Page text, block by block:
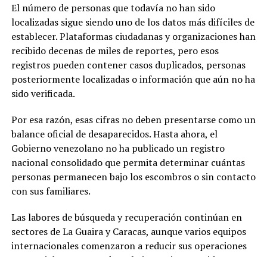
El número de personas que todavía no han sido
localizadas sigue siendo uno de los datos más difíciles de
establecer. Plataformas ciudadanas y organizaciones han
recibido decenas de miles de reportes, pero esos
registros pueden contener casos duplicados, personas
posteriormente localizadas o información que aún no ha
sido verificada.
Por esa razón, esas cifras no deben presentarse como un
balance oficial de desaparecidos. Hasta ahora, el
Gobierno venezolano no ha publicado un registro
nacional consolidado que permita determinar cuántas
personas permanecen bajo los escombros o sin contacto
con sus familiares.
Las labores de búsqueda y recuperación continúan en
sectores de La Guaira y Caracas, aunque varios equipos
internacionales comenzaron a reducir sus operaciones